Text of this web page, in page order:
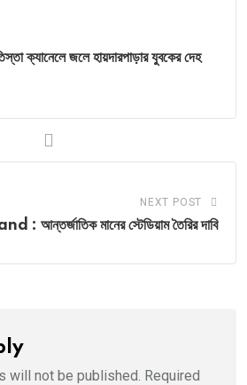
জলে হায়দারপাড়ার যুবকের দেহ
NEXT POST
: আন্তর্জাতিক মানের স্টেডিয়াম তৈরির দাবি
will not be published. Required